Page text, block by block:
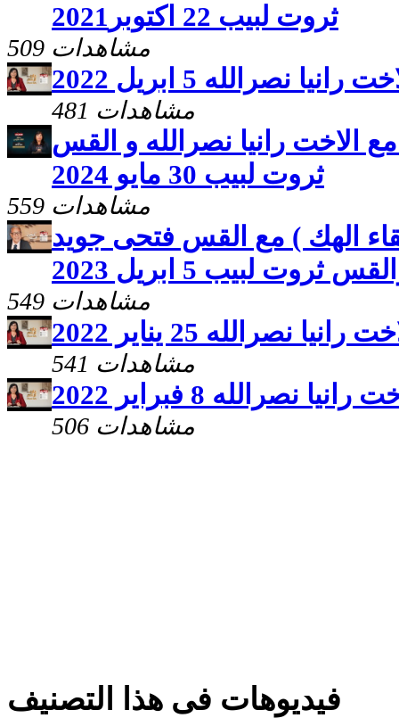
ثروت لبيب 22 اكتوبر2021
509 مشاهدات
نصرالله 5 ابريل 2022
481 مشاهدات
الاخت رانيا نصرالله و القس
ثروت لبيب 30 مايو 2024
559 مشاهدات
الهك ) مع القس فتحى جويد
ثروت لبيب 5 ابريل 2023
549 مشاهدات
نصرالله 25 يناير 2022
541 مشاهدات
نصرالله 8 فبراير 2022
506 مشاهدات
فيديوهات فى هذا التصنيف